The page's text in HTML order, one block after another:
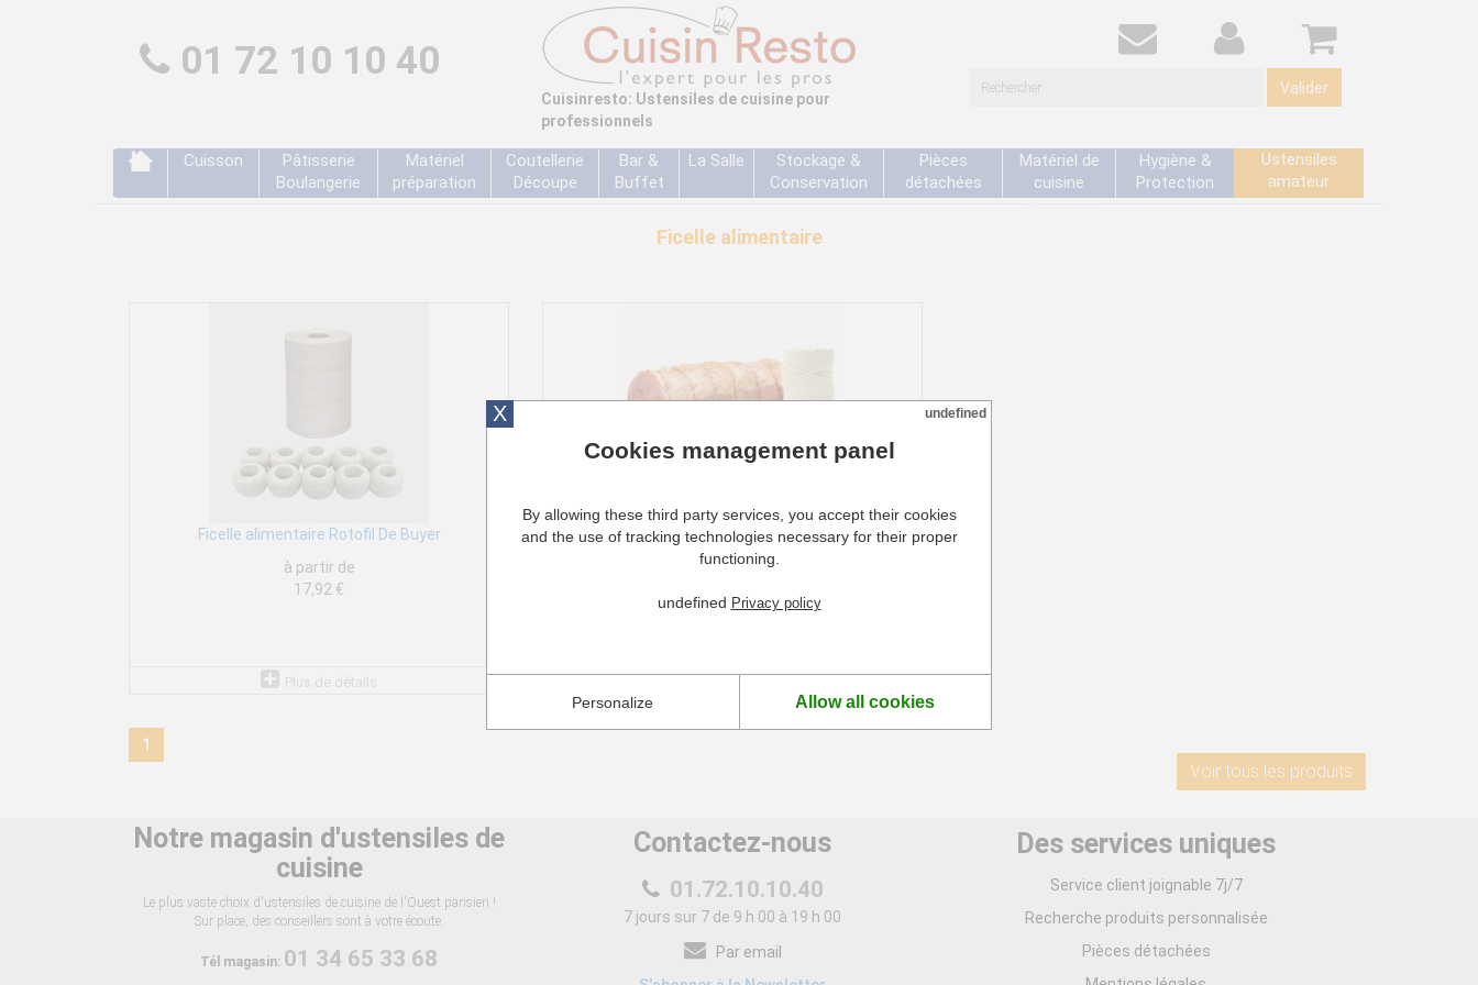
01 72 10 10 40
Cuisinresto: Ustensiles de cuisine pour
professionnels
Valider
Cuisson
Pâtisserie
Boulangerie
Matériel
préparation
Coutellerie
Découpe
Bar &
Buffet
La Salle
Stockage &
Conservation
Pièces
détachées
Matériel de
cuisine
électrique
Hygiène &
Protection
Ustensiles
amateur
Ficelle alimentaire
Ficelle alimentaire Rotofil De Buyer
à partir de
17,92 €
Plus de détails
Corde à Roulade Hendi
à partir de
1
Voir tous les produits
Notre magasin d'ustensiles de
cuisine
Le plus vaste choix d'ustensiles de cuisine de l'Ouest parisien !
Sur place, des conseillers sont à votre écoute.
Tél magasin: 01 34 65 33 68
Contactez-nous
01.72.10.10.40
7 jours sur 7 de 9 h 00 à 19 h 00
Par email
Des services uniques
Service client joignable 7j/7
Recherche produits personnalisée
Pièces détachées
X undefined
Cookies management panel
By allowing these third party services, you accept their cookies
and the use of tracking technologies necessary for their proper
functioning.
undefined Privacy policy
Personalize Allow all cookies